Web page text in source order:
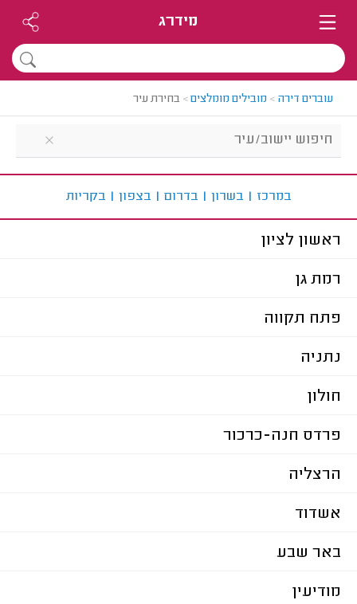
מידרג
עוברים דירה > מובילים מומלצים> בחירת עיר
במרכז | בשרון | בדרום | בצפון | בקריות
ראשון לציון
רמת גן
פתח תקווה
נתניה
חולון
פרדס חנה-כרכור
הרצליה
אשדוד
באר שבע
מודיעין